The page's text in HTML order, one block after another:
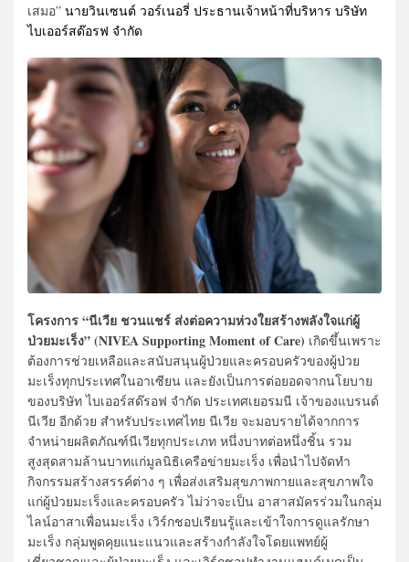
เสมอ” นายวินเซนต์ วอร์เนอรี่ ประธานเจ้าหน้าที่บริหาร บริษัท
ไบเออร์สด๊อรฟ จำกัด
โครงการ “นีเวีย ชวนแชร์ ส่งต่อความห่วงใยสร้างพลังใจแก่ผู้
ป่วยมะเร็ง” (NIVEA Supporting Moment of Care) เกิดขึ้นเพราะ
ต้องการช่วยเหลือและสนับสนุนผู้ป่วยและครอบครัวของผู้ป่วย
มะเร็งทุกประเทศในอาเซียน และยังเป็นการต่อยอดจากนโยบาย
ของบริษัท ไบเออร์สด๊รอฟ จำกัด ประเทศเยอรมนี เจ้าของแบรนด์
นีเวีย อีกด้วย สำหรับประเทศไทย นีเวีย จะมอบรายได้จากการ
จำหน่ายผลิตภัณฑ์นีเวียทุกประเภท หนึ่งบาทต่อหนึ่งชิ้น รวม
สูงสุดสามล้านบาทแก่มูลนิธิเครือข่ายมะเร็ง เพื่อนำไปจัดทำ
กิจกรรมสร้างสรรค์ต่าง ๆ เพื่อส่งเสริมสุขภาพกายและสุขภาพใจ
แก่ผู้ป่วยมะเร็งและครอบครัว ไม่ว่าจะเป็น อาสาสมัครร่วมในกลุ่ม
ไลน์อาสาเพื่อนมะเร็ง เวิร์กชอปเรียนรู้และเข้าใจการดูแลรักษา
มะเร็ง กลุ่มพูดคุยแนะแนวและสร้างกำลังใจโดยแพทย์ผู้